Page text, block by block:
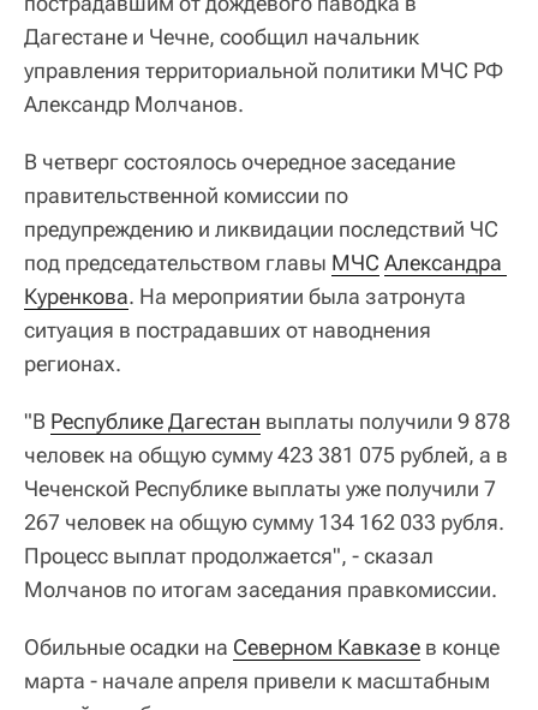
Дагестане и Чечне, сообщил начальник
управления территориальной политики МЧС РФ
Александр Молчанов.
В четверг состоялось очередное заседание
правительственной комиссии по
предупреждению и ликвидации последствий ЧС
под председательством главы МЧС Александра
Куренкова. На мероприятии была затронута
ситуация в пострадавших от наводнения
регионах.
"В Республике Дагестан выплаты получили 9 878
человек на общую сумму 423 381 075 рублей, а в
Чеченской Республике выплаты уже получили 7
267 человек на общую сумму 134 162 033 рубля.
Процесс выплат продолжается", - сказал
Молчанов по итогам заседания правкомисcии.
Обильные осадки на Северном Кавказе в конце
марта - начале апреля привели к масштабным